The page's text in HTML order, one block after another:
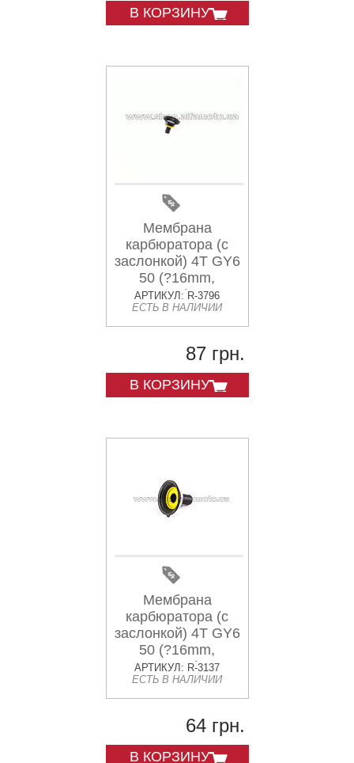
В КОРЗИНУ
Мембрана
карбюратора (с
заслонкой) 4T GY6
50 (?16mm,
основная) ZUNA
АРТИКУЛ: R-3796
ЕСТЬ В НАЛИЧИИ
87 грн.
В КОРЗИНУ
Мембрана
карбюратора (с
заслонкой) 4T GY6
50 (?16mm,
основная) ZV
АРТИКУЛ: R-3137
ЕСТЬ В НАЛИЧИИ
64 грн.
В КОРЗИНУ